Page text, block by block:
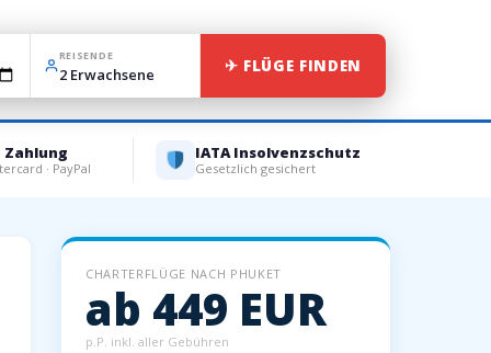
REISENDE
✈ FLÜGE FINDEN
Zahlung
· PayPal
IATA Insolvenzschutz
Gesetzlich gesichert
CHARTERFLÜGE NACH PHUKET
ab 449 EUR
p.P. inkl. aller Gebühren